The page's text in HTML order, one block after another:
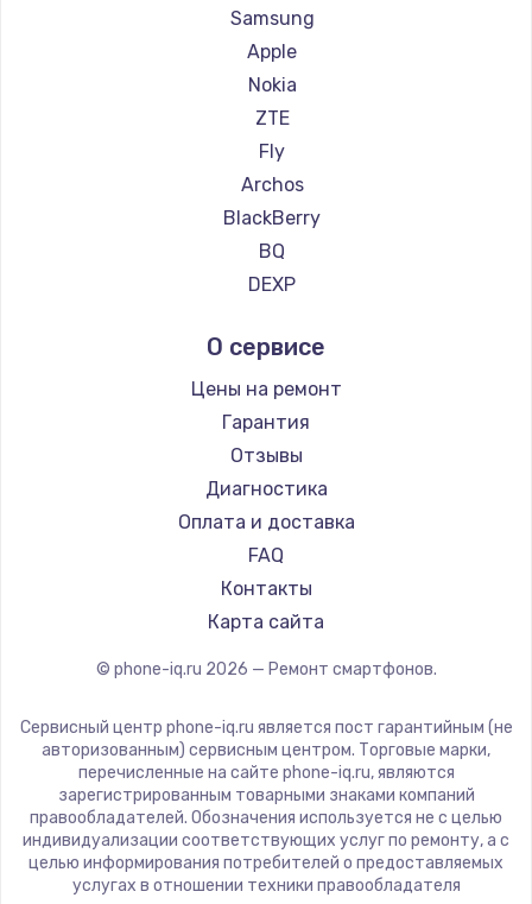
Ремонт смартфонов Prestigio
Ремонт смартфонов Vertex
Ремонт смартфонов Microsoft
Ремонт смартфонов Sharp
Ремонт смартфонов Elephone
Ремонт смартфонов BlackView
Ремонт смартфонов Google
Ремонт смартфонов Vertu
Ремонт смартфонов Tp-Link
Ремонт смартфонов Nubia
Ремонт смартфонов Land Rover
Ремонт смартфонов Acer
Ремонт смартфонов HP
Ремонт смартфонов Poco
Ремонт смартфонов HTC
Ремонт смартфонов Blackmagic
Ремонт смартфонов Nothing
Ремонт смартфонов iQOO
Samsung
Apple
Nokia
ZTE
Fly
Archos
BlackBerry
BQ
DEXP
Ginzzu
Highscreen
Irbis
Kyocera
LeEco
OnePlus
teXet
Motorola
Prestigio
Elephone
BlackView
Google
Vertu
Tp-Link
О сервисе
Цены на ремонт
Гарантия
Отзывы
Диагностика
Оплата и доставка
FAQ
Контакты
Карта сайта
© phone-iq.ru 2026 — Ремонт смартфонов.
Сервисный центр phone-iq.ru является пост гарантийным (не
авторизованным) сервисным центром. Торговые марки,
перечисленные на сайте phone-iq.ru, являются
зарегистрированным товарными знаками компаний
правообладателей. Обозначения используется не с целью
индивидуализации соответствующих услуг по ремонту, а с
целью информирования потребителей о предоставляемых
услугах в отношении техники правообладателя